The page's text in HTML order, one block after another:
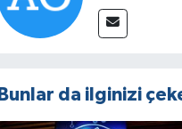
Bunlar da ilginizi